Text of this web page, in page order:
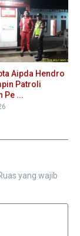
Aipda Hendro
Patroli
Pe ...
yang wajib